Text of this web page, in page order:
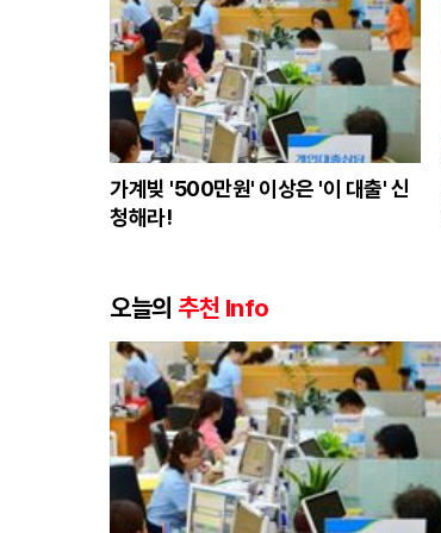
가계빚 '500만원' 이상은 '이 대출' 신
청해라!
오늘의 추천 Info